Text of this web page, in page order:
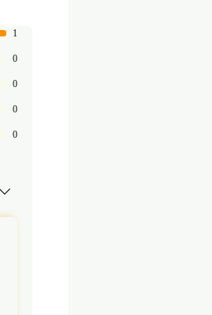
1
0
0
0
0